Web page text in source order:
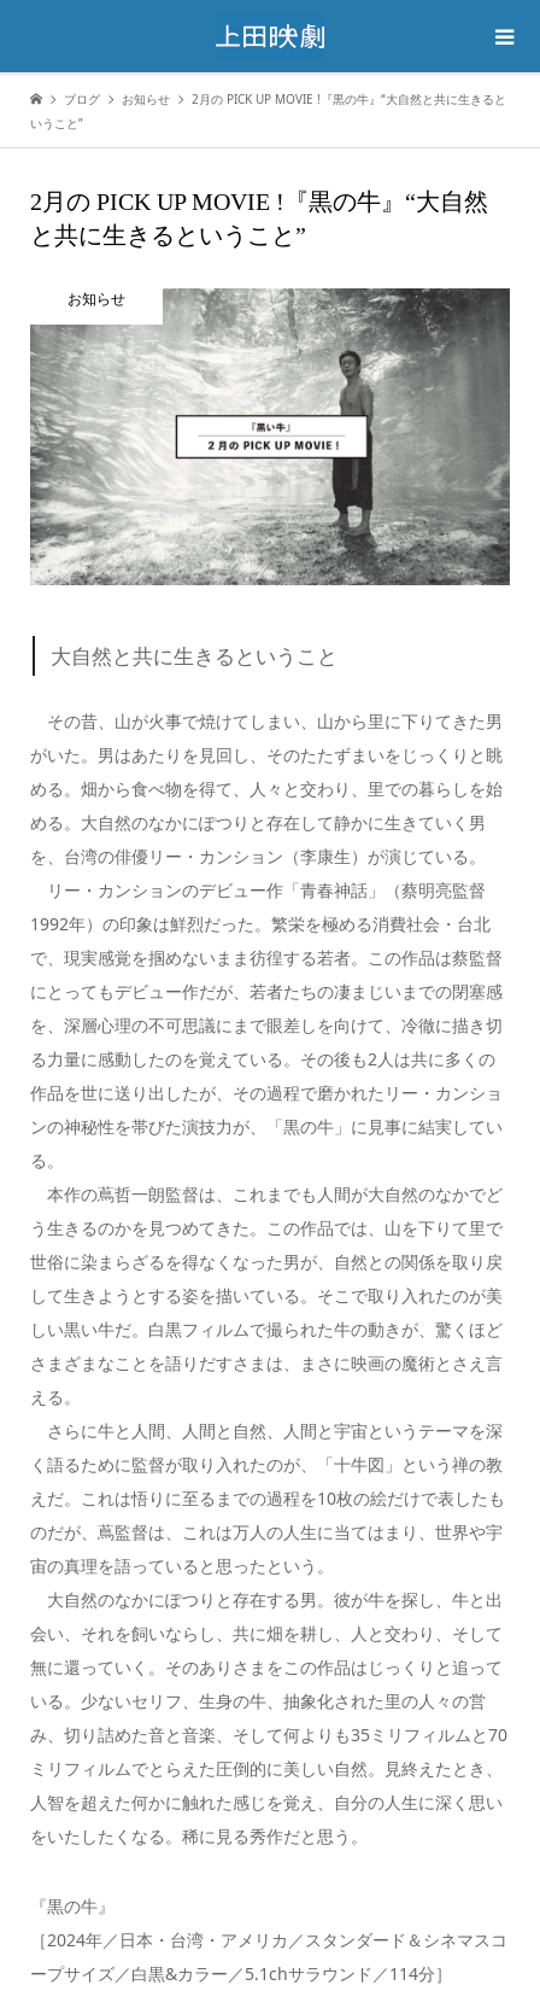
ブログ お知らせ
2月の PICK UP MOVIE !『黒の牛』“大自然と共に生きると
いうこと”
2月の PICK UP MOVIE !『黒の牛』“大自然
と共に生きるということ”
お知らせ
大自然と共に生きるということ
その昔、山が火事で焼けてしまい、山から里に下りてきた男
がいた。男はあたりを見回し、そのたたずまいをじっくりと眺
める。畑から食べ物を得て、人々と交わり、里での暮らしを始
める。大自然のなかにぽつりと存在して静かに生きていく男
を、台湾の俳優リー・カンション（李康生）が演じている。
リー・カンションのデビュー作「青春神話」（蔡明亮監督
1992年）の印象は鮮烈だった。繁栄を極める消費社会・台北
で、現実感覚を掴めないまま彷徨する若者。この作品は蔡監督
にとってもデビュー作だが、若者たちの凄まじいまでの閉塞感
を、深層心理の不可思議にまで眼差しを向けて、冷徹に描き切
る力量に感動したのを覚えている。その後も2人は共に多くの
作品を世に送り出したが、その過程で磨かれたリー・カンショ
ンの神秘性を帯びた演技力が、「黒の牛」に見事に結実してい
る。
本作の蔦哲一朗監督は、これまでも人間が大自然のなかでど
う生きるのかを見つめてきた。この作品では、山を下りて里で
世俗に染まらざるを得なくなった男が、自然との関係を取り戻
して生きようとする姿を描いている。そこで取り入れたのが美
しい黒い牛だ。白黒フィルムで撮られた牛の動きが、驚くほど
さまざまなことを語りだすさまは、まさに映画の魔術とさえ言
える。
さらに牛と人間、人間と自然、人間と宇宙というテーマを深
く語るために監督が取り入れたのが、「十牛図」という禅の教
えだ。これは悟りに至るまでの過程を10枚の絵だけで表したも
のだが、蔦監督は、これは万人の人生に当てはまり、世界や宇
宙の真理を語っていると思ったという。
大自然のなかにぽつりと存在する男。彼が牛を探し、牛と出
会い、それを飼いならし、共に畑を耕し、人と交わり、そして
無に還っていく。そのありさまをこの作品はじっくりと追って
いる。少ないセリフ、生身の牛、抽象化された里の人々の営
み、切り詰めた音と音楽、そして何よりも35ミリフィルムと70
ミリフィルムでとらえた圧倒的に美しい自然。見終えたとき、
人智を超えた何かに触れた感じを覚え、自分の人生に深く思い
をいたしたくなる。稀に見る秀作だと思う。
『黒の牛』
［2024年／日本・台湾・アメリカ／スタンダード＆シネマスコ
ープサイズ／白黒&カラー／5.1chサラウンド／114分］